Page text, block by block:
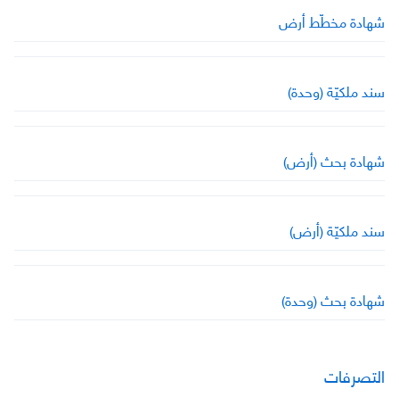
شهادة مخطّط أرض
سند ملكيّة (وحدة)
شهادة بحث (أرض)
سند ملكيّة (أرض)
شهادة بحث (وحدة)
التصرفات